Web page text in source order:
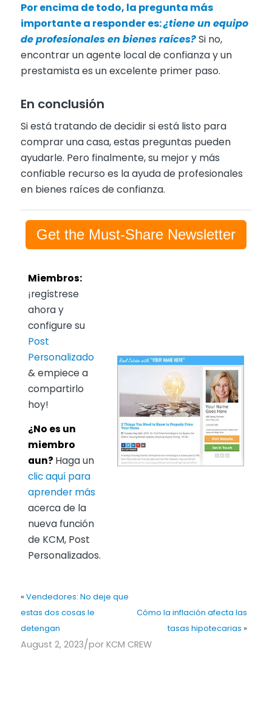
Por encima de todo, la pregunta más
importante a responder es:¿tiene un equipo
de profesionales en bienes raíces?Si no,
encontrar un agente local de confianza y un
prestamista es un excelente primer paso.
En conclusión
Si está tratando de decidir si está listo para
comprar una casa, estas preguntas pueden
ayudarle. Pero finalmente, su mejor y más
confiable recurso es la ayuda de profesionales
en bienes raíces de confianza.
Get the Must-Share Newsletter
Miembros:
¡regístrese
ahora y
configure su
Post
Personalizado
& empiece a
compartirlo
hoy!
¿No es un
miembro
aun? Haga un
clic aquí para
aprender más
acerca de la
nueva función
de KCM, Post
Personalizados.
« Vendedores: No deje que
estas dos cosas le
detengan
Cómo la inflación afecta las
tasas hipotecarias »
August 2, 2023/por KCM CREW